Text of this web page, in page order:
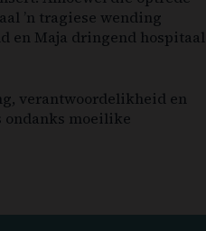
’n tragiese wending
en Maja dringend hospitaal
verantwoordelikheid en
ondanks moeilike